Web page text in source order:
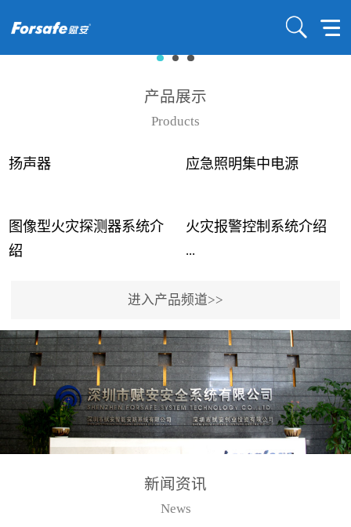
产品展示
Products
扬声器 应急照明集中电源
图像型火灾探测器系统介
绍
...
事故频发，传统的火灾探
测方法已无法满足要求。
尤其是目前众多的大型影
剧院、会议展览中心、体
育馆、大型仓库和隧道空
间等，其建筑结构特殊、
火灾隐患多。一旦发生火
火灾报警控制系统介绍
...
用了具有仲裁机制和冗余
校验的总线传输技术、线
路状态检测与保护技术、
后向光电感烟探测技术、
高可靠的系统抗干扰技术
等多项专利技术和专有技
警领域三十多年技术积累
和工程实践的结晶。
进入产品频道>>
新闻资讯
News